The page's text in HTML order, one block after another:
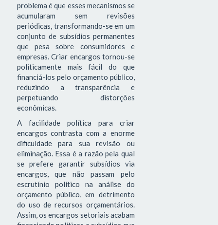
problema é que esses mecanismos se
acumularam sem revisões
periódicas, transformando-se em um
conjunto de subsídios permanentes
que pesa sobre consumidores e
empresas. Criar encargos tornou-se
politicamente mais fácil do que
financiá-los pelo orçamento público,
reduzindo a transparência e
perpetuando distorções
econômicas.
A facilidade política para criar
encargos contrasta com a enorme
dificuldade para sua revisão ou
eliminação. Essa é a razão pela qual
se prefere garantir subsídios via
encargos, que não passam pelo
escrutínio político na análise do
orçamento público, em detrimento
do uso de recursos orçamentários.
Assim, os encargos setoriais acabam